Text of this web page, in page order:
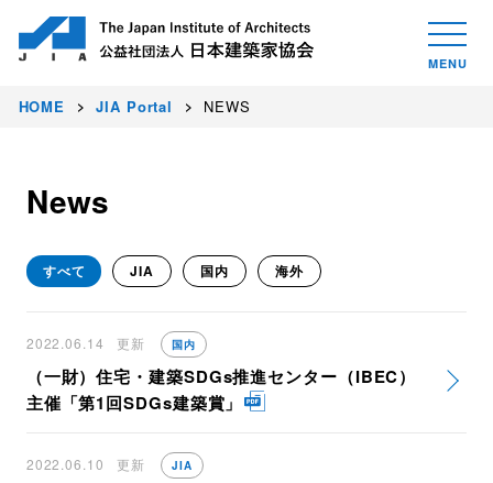
HOME JIA Portal NEWS
News
すべて JIA 国内 海外
2022.06.14 更新 国内
（一財）住宅・建築SDGs推進センター（IBEC）
主催「第1回SDGs建築賞」
2022.06.10 更新 JIA